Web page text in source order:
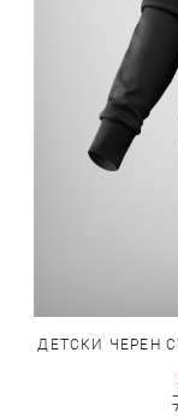
ДЕТСКИ ЧЕРЕН